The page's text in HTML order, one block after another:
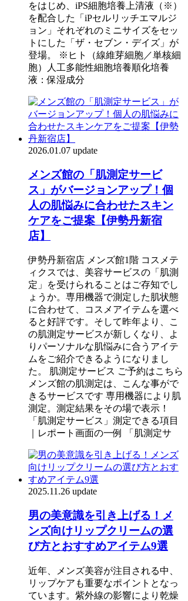
をはじめ、iPS細胞培養上清液（※）
を配合した「iPセルリッチエマルジ
ョン」それぞれのミニサイズをセッ
トにした「ザ・セブン・デイズ」が
登場。 ※ヒト（線維芽細胞／単核細
胞）人工多能性細胞培養順化培養
液：保湿成分
2026.01.07 update
メンズ館の「肌測定サービ
ス」がバージョンアップ！個
人の肌悩みに合わせたスキン
ケアをご提案【伊勢丹新宿
店】
伊勢丹新宿店 メンズ館1階 コスメテ
ィクスでは、美容サービスの「肌測
定」を受けられることはご存知でし
ょうか。専用機器で測定した肌状態
に合わせて、コスメアイテムを選べ
ると好評です。そして昨年より、こ
の肌測定サービスが新しくなり、よ
りパーソナルな肌悩みに合うアイテ
ムをご紹介できるようになりまし
た。 肌測定サービス ご予約はこちら
メンズ館の肌測定は、こんな事がで
きるサービスです 専用機器により肌
測定。測定結果をその場で表示！
「肌測定サービス」測定できる項目
｜レポート画面の一例 「肌測定サ
2025.11.26 update
男の美意識を引き上げる！メ
ンズ向けリップクリームの選
び方とおすすめアイテム9選
近年、メンズ美容が注目される中、
リップケアも重要なポイントとなっ
ています。紫外線の影響により乾燥